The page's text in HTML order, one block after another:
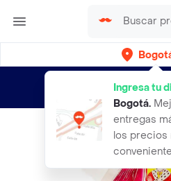
Ingresa tu
Bogotá.
entregas
los precios
envíos gratis por